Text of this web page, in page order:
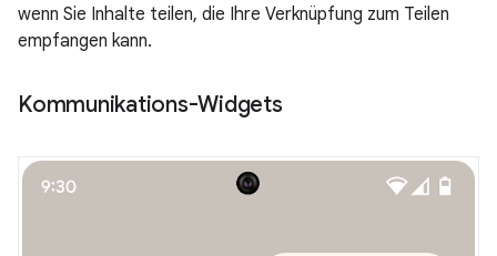
wenn Sie Inhalte teilen, die Ihre Verknüpfung zum Teilen
empfangen kann.
Kommunikations-Widgets